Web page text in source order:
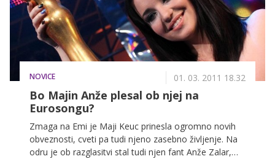
NOVICE 01. 03. 2011 18.32
Bo Majin Anže plesal ob njej na
Eurosongu?
Zmaga na Emi je Maji Keuc prinesla ogromno novih
obveznosti, cveti pa tudi njeno zasebno življenje. Na
odru je ob razglasitvi stal tudi njen fant Anže Zalar,